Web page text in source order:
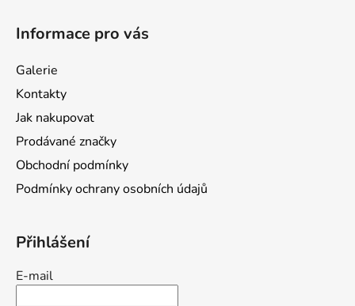
Informace pro vás
Galerie
Kontakty
Jak nakupovat
Prodávané značky
Obchodní podmínky
Podmínky ochrany osobních údajů
Přihlášení
E-mail